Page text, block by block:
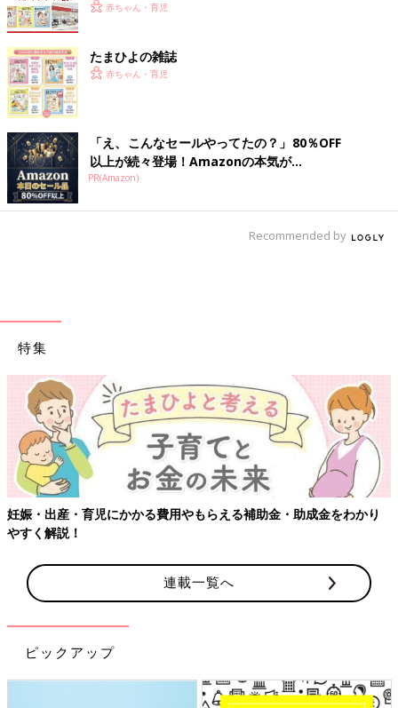
赤ちゃん・育児
たまひよの雑誌
赤ちゃん・育児
「え、こんなセールやってたの？」80％OFF
以上が続々登場！Amazonの本気が...
PR(Amazon)
Recommended by
特集
妊娠・出産・育児にかかる費用やもらえる補助金・助成金をわかり
やすく解説！
連載一覧へ
ピックアップ